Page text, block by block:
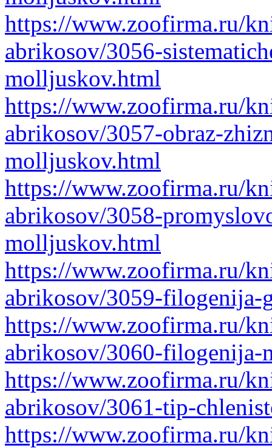
https://www.zoofirma.ru/
abrikosov/3056-
molljuskov.html
https://www.zoofirma.ru/
abrikosov/3057-obraz-
molljuskov.html
https://www.zoofirma.ru/
abrikosov/3058-
molljuskov.html
https://www.zoofirma.ru/
abrikosov/3059-
https://www.zoofirma.ru/
abrikosov/3060-
https://www.zoofirma.ru/
abrikosov/3061-tip-
https://www.zoofirma.ru/